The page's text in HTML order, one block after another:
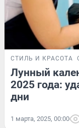
СТИЛЬ И КРАСОТА
Лунный
2025 года:
дни
1 марта, 2025, 00:00